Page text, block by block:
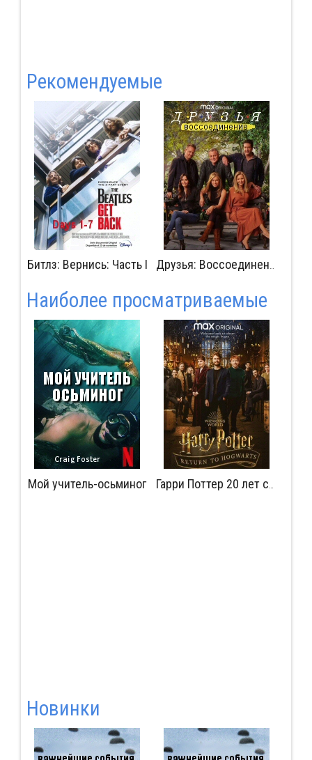
Pекомендуемые
Битлз: Вернись: Часть I Друзья: Воссоединение
Наиболее просматриваемые
Мой учитель-осьминог
Новинки